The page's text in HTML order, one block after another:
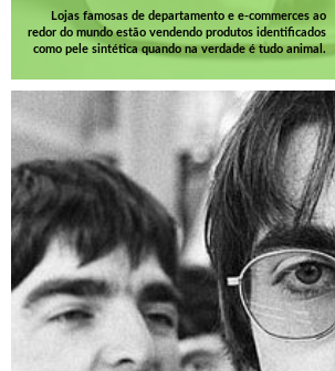
Lojas famosas de departamento e e-commerces ao
redor do mundo estão vendendo produtos identificados
como pele sintética quando na verdade é tudo animal.